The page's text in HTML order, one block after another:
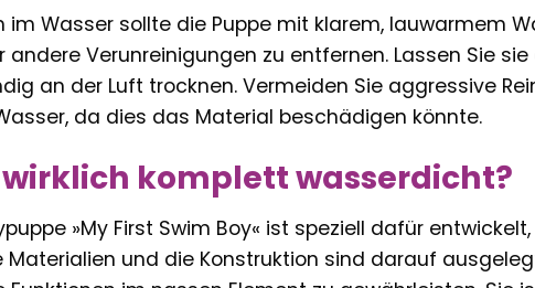
im Wasser sollte die Puppe mit klarem, lauwarmem
andere Verunreinigungen zu entfernen. Lassen Sie
an der Luft trocknen. Vermeiden Sie aggressive
da dies das Material beschädigen könnte.
wirklich komplett wasserdicht?
»My First Swim Boy« ist speziell dafür
Materialien und die Konstruktion sind darauf